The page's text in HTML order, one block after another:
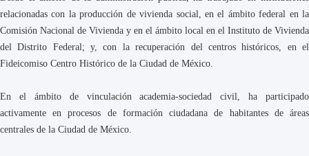
relacionadas con la producción de vivienda social, en el ámbito federal en la
Comisión Nacional de Vivienda y en el ámbito local en el Instituto de Vivienda
del Distrito Federal; y, con la recuperación del centros históricos, en el
Fideicomiso Centro Histórico de la Ciudad de México.
En el ámbito de vinculación academia-sociedad civil, ha participado
activamente en procesos de formación ciudadana de habitantes de áreas
centrales de la Ciudad de México.